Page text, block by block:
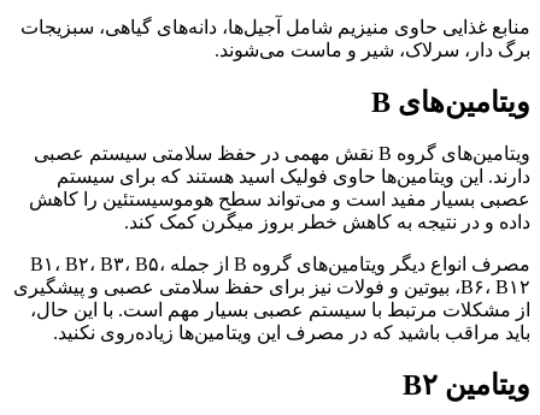
منابع غذایی حاوی منیزیم شامل آجیل‌ها، دانه‌های گیاهی، سبزیجات
برگ دار، سرلاک، شیر و ماست می‌شوند.
ویتامین‌های B
ویتامین‌های گروه B نقش مهمی در حفظ سلامتی سیستم عصبی
دارند. این ویتامین‌ها حاوی فولیک اسید هستند که برای سیستم
عصبی بسیار مفید است و می‌تواند سطح هوموسیستئین را کاهش
داده و در نتیجه به کاهش خطر بروز میگرن کمک کند.
مصرف انواع دیگر ویتامین‌های گروه B از جمله B۱، B۲، B۳، B۵،
B۶، B۱۲، بیوتین و فولات نیز برای حفظ سلامتی عصبی و پیشگیری
از مشکلات مرتبط با سیستم عصبی بسیار مهم است. با این حال،
باید مراقب باشید که در مصرف این ویتامین‌ها زیاده‌روی نکنید.
ویتامین B۲